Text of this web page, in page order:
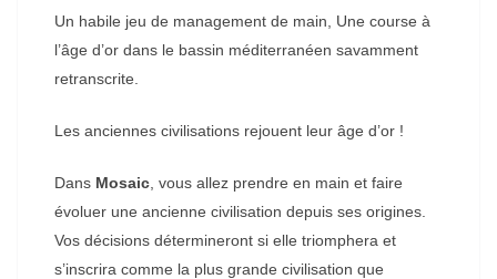
Un habile jeu de management de main, Une course à
l’âge d’or dans le bassin méditerranéen savamment
retranscrite.
Les anciennes civilisations rejouent leur âge d’or !
Dans Mosaic , vous allez prendre en main et faire
évoluer une ancienne civilisation depuis ses origines.
Vos décisions détermineront si elle triomphera et
s’inscrira comme la plus grande civilisation que